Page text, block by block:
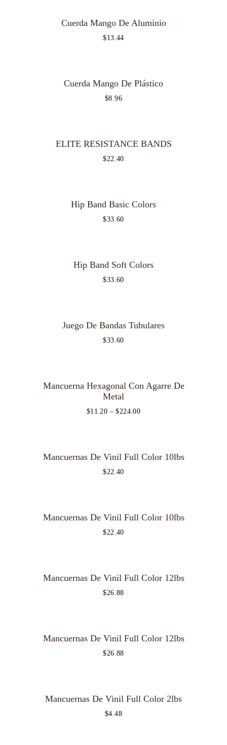
Cuerda Mango De Aluminio
$13.44
Cuerda Mango De Plástico
$8.96
ELITE RESISTANCE BANDS
$22.40
Hip Band Basic Colors
$33.60
Hip Band Soft Colors
$33.60
Juego De Bandas Tubulares
$33.60
Mancuerna Hexagonal Con Agarre De
Metal
$11.20 –$224.00
Mancuernas De Vinil Full Color 10lbs
$22.40
Mancuernas De Vinil Full Color 10lbs
$22.40
Mancuernas De Vinil Full Color 12lbs
$26.88
Mancuernas De Vinil Full Color 12lbs
$26.88
Mancuernas De Vinil Full Color 2lbs
$4.48